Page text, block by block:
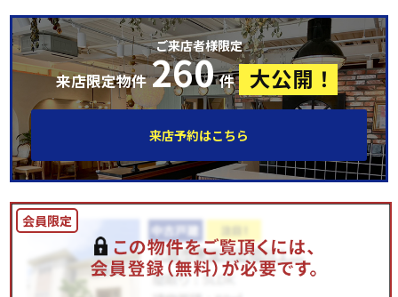
ご来店者様限定
来店限定物件 260 件 大公開！
来店予約はこちら